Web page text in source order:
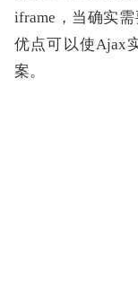
iframe，当确实
优点可以使Ajax
案。